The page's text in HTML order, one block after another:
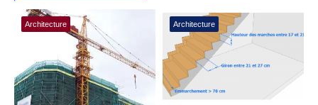
Architecture Architecture